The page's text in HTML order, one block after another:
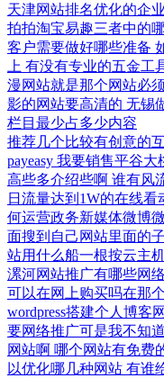
天津网站排名优化的企
拍拍淘宝易趣三者中的
客户需要做好哪些准备
上 有没有专业的五金工
漫网站就是那个网站必
影的网站要高清的 无锡
栏目最少占多少内容
推荐几个比较有创意的
payeasy 我要销售平谷大
高些多介绍些啊 谁有风
日流量达到1W的在线
何运营政务新媒体微博
面搜到自己网站里面的
站用什么船一根按云主
漯河网站推广有哪些网
可以在网上购买吗在那
wordpress搭建个人博客
要网络推广可是我不知
网站啊 哪个网站有免费
以优化哪几种网站 有谁